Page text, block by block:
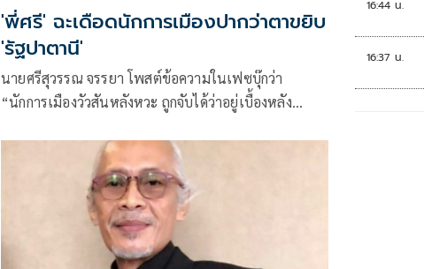
'พี่ศรี' ฉะเดือดนักการเมืองปากว่าตาขยิบ
'รัฐปาตานี'
นายศรีสุวรรณ จรรยา โพสต์ข้อความในเฟซบุ๊กว่า
“นักการเมืองวัวสันหลังหวะ ถูกจับได้ว่าอยู่เบื้องหลัง
16:44 น.
16:37 น.